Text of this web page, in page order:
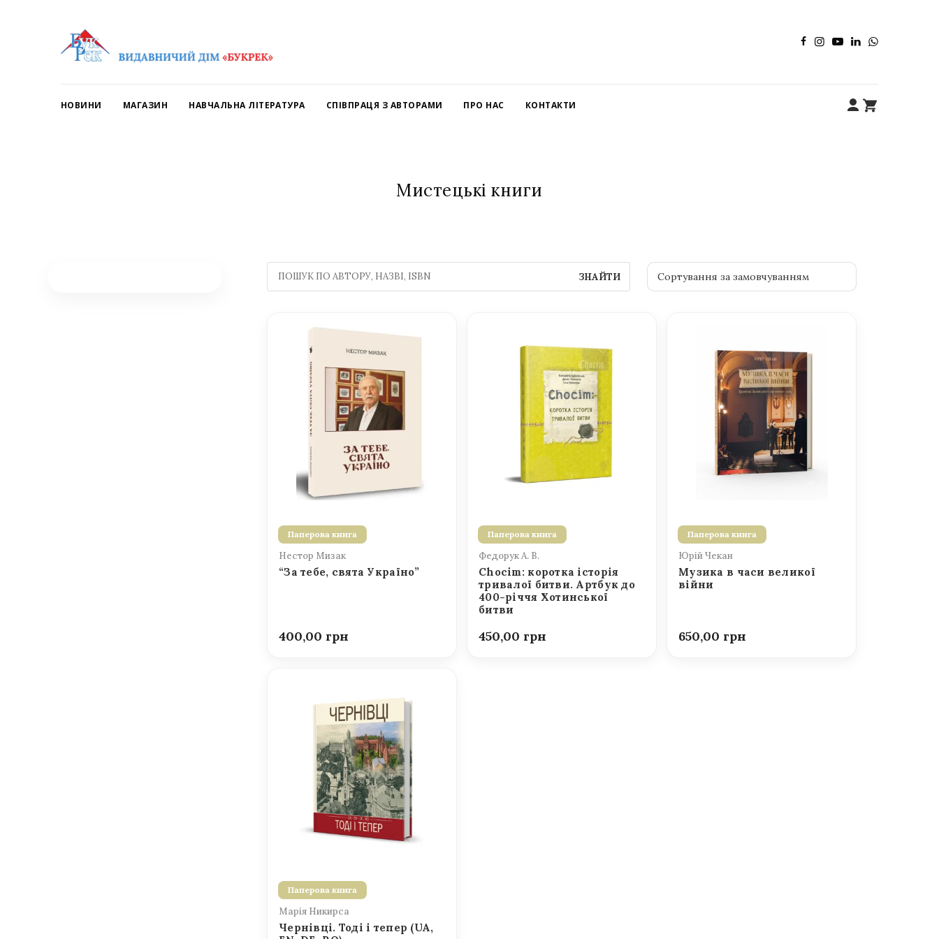
НОВИНИ МАГАЗИН НАВЧАЛЬНА ЛІТЕРАТУРА СПІВПРАЦЯ З АВТОРАМИ ПРО НАС КОНТАКТИ
Мистецькі книги
ЗНАЙТИ
Паперова книга
Нестор Мизак
“За тебе, свята Україно”
400,00
Паперова книга
Федорук А. В.
Chocim: коротка історія
тривалої битви. Артбук до
400-річчя Хотинської
битви
450,00
Паперова книга
Юрій Чекан
Музика в часи великої
війни
650,00
Паперова книга
Марія Никирса
Чернівці. Тоді і тепер (UA,